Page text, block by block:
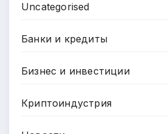
Uncategorised
Банки и кредиты
Бизнес и инвестиции
Криптоиндустрия